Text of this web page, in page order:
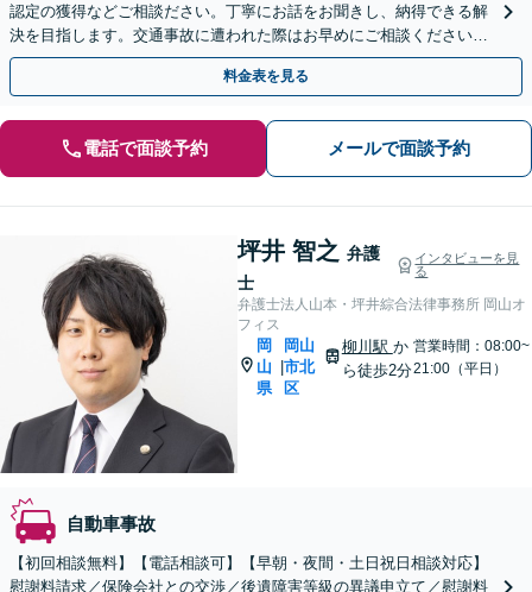
認定の獲得などご相談ださい。丁寧にお話をお聞きし、納得できる解
決を目指します。交通事故に遭われた際はお早めにご相談ください
【休日相談可能】【岡山駅10分】
料金表を見る
電話で面談予約 メールで面談予約
坪井 智之 弁護
士
インタビューを見
る
弁護士法人山本・坪井綜合法律事務所 岡山オ
フィス
岡
山
県
岡山
市北
区
柳川駅 か
ら徒歩2分
営業時間：08:00~
21:00（平日）
自動車事故
【初回相談無料】【電話相談可】【早朝・夜間・土日祝日相談対応】
慰謝料請求／保険会社との交渉／後遺障害等級の異議申立て／慰謝料